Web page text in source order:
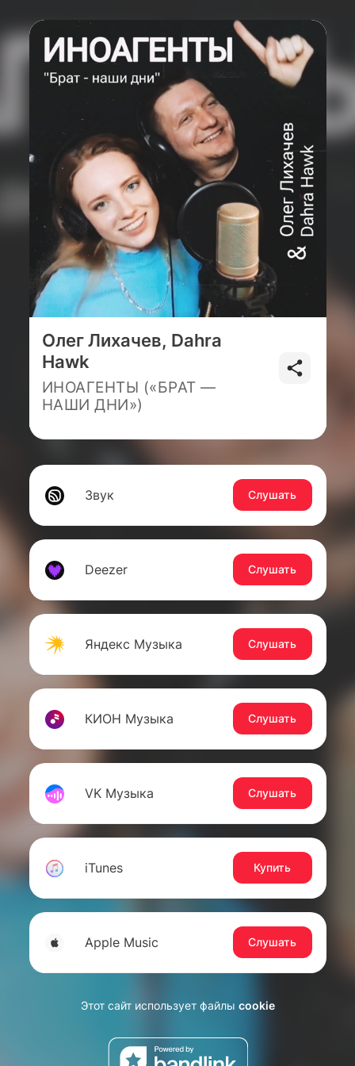
Олег Лихачев, Dahra
Hawk
ИНОАГЕНТЫ («БРАТ —
НАШИ ДНИ»)
Звук Слушать
Deezer Слушать
Яндекс Музыка Слушать
КИОН Музыка Слушать
VK Музыка Слушать
iTunes Купить
Apple Music Слушать
Этот сайт использует файлы cookie